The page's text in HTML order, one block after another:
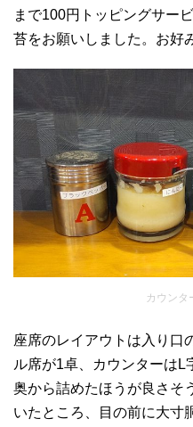
まで100円トッピングサー
苔をお願いしました。お好
カウンタ
座席のレイアウトは入り口
ル席が1卓、カウンターはL
奥から詰めたほうが良さそ
いたところ、目の前に大寸